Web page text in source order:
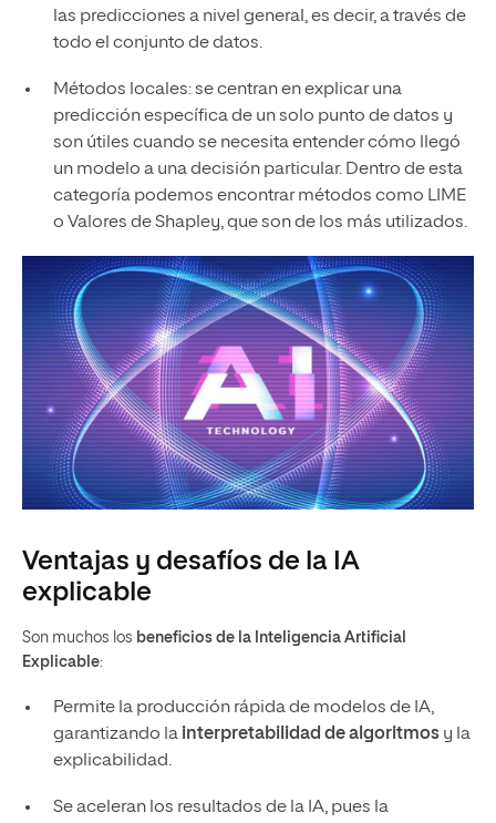
las predicciones a nivel general, es decir, a través de
todo el conjunto de datos.
Métodos locales: se centran en explicar una
predicción específica de un solo punto de datos y
son útiles cuando se necesita entender cómo llegó
un modelo a una decisión particular. Dentro de esta
categoría podemos encontrar métodos como LIME
o Valores de Shapley, que son de los más utilizados.
Ventajas y desafíos de la IA
explicable
Son muchos los beneficios de la Inteligencia Artificial
Explicable:
Permite la producción rápida de modelos de IA,
garantizando la interpretabilidad de algoritmosy la
explicabilidad.
Se aceleran los resultados de la IA, pues la